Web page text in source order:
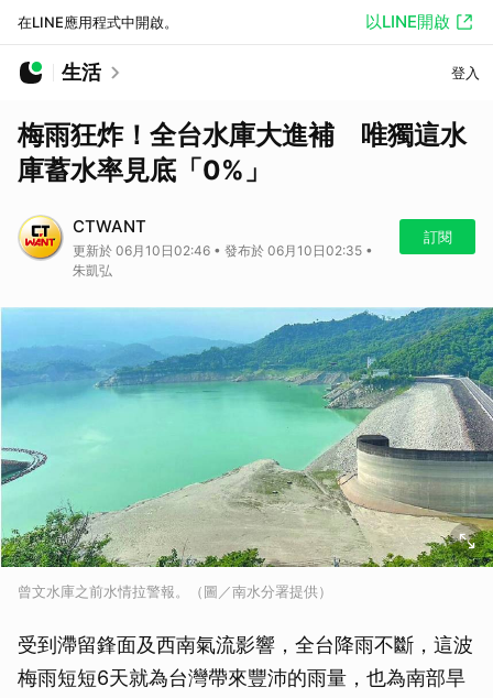
在LINE應用程式中開啟。 以LINE開啟
生活 登入
梅雨狂炸！全台水庫大進補 唯獨這水
庫蓄水率見底「0%」
CTWANT
更新於 06月10日02:46 • 發布於 06月10日02:35 •
朱凱弘
訂閱
曾文水庫之前水情拉警報。（圖／南水分署提供）
受到滯留鋒面及西南氣流影響，全台降雨不斷，這波
梅雨短短6天就為台灣帶來豐沛的雨量，也為南部旱